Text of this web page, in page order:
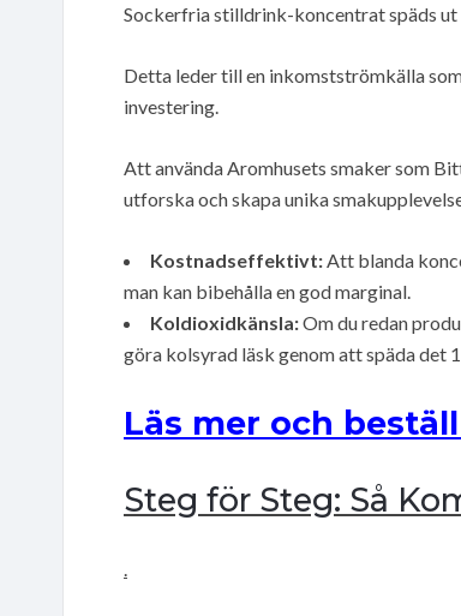
Sockerfria stilldrink-koncentrat späds
Detta leder till en inkomstströmkälla
investering.
Att använda Aromhusets smaker som
utforska och skapa unika
Kostnadseffektivt:Att blanda
man kan bibehålla en god marginal.
Koldioxidkänsla:Om du redan
göra kolsyrad läsk genom att späda det
Läs mer och
Steg för Steg: Så
.